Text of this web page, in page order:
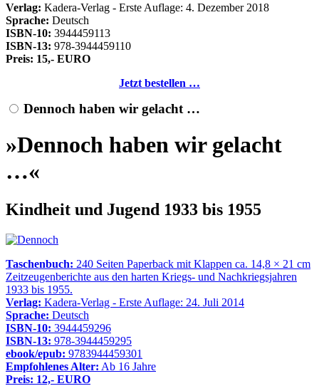
Verlag: Kadera-Verlag - Erste Auflage: 4. Dezember 2018
Sprache: Deutsch
ISBN-10: 3944459113
ISBN-13: 978-3944459110
Preis: 15,- EURO
Jetzt bestellen …
Dennoch haben wir gelacht …
»Dennoch haben wir gelacht
…«
Kindheit und Jugend 1933 bis 1955
Taschenbuch: 240 Seiten Paperback mit Klappen ca. 14,8 × 21 cm
Zeitzeugenberichte aus den harten Kriegs- und Nachkriegsjahren
1933 bis 1955.
Verlag: Kadera-Verlag - Erste Auflage: 24. Juli 2014
Sprache: Deutsch
ISBN-10: 3944459296
ISBN-13: 978-3944459295
ebook/epub: 9783944459301
Empfohlenes Alter: Ab 16 Jahre
Preis: 12,- EURO